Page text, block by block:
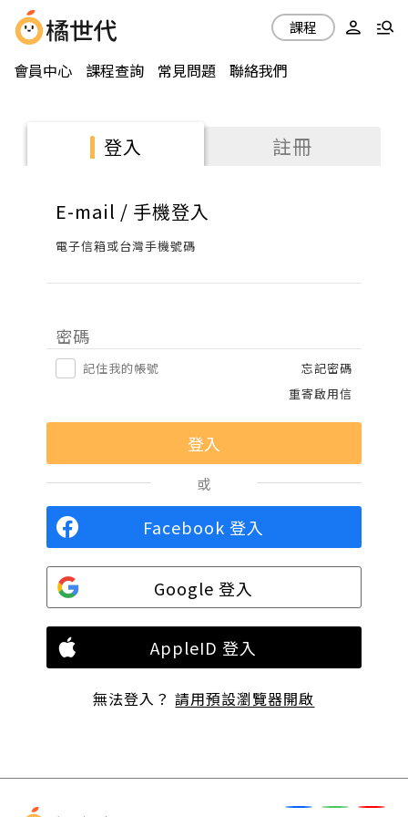
會員中心 課程查詢 常見問題 聯絡我們
課程
登入 註冊
E-mail / 手機登入
電子信箱或台灣手機號碼
密碼
記住我的帳號
忘記密碼
重寄啟用信
或
Facebook 登入
Google 登入
AppleID 登入
無法登入？請用預設瀏覽器開啟